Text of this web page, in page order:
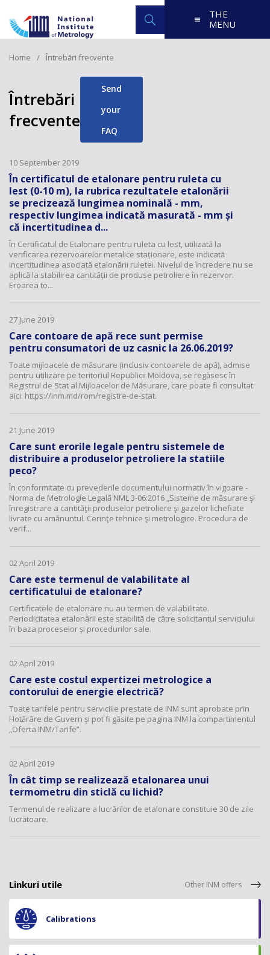
THE
MENU
Home Întrebări frecvente
Întrebări
frecvente
Send
your
FAQ
10 September 2019
În certificatul de etalonare pentru ruleta cu
lest (0-10 m), la rubrica rezultatele etalonării
se precizează lungimea nominală - mm,
respectiv lungimea indicată masurată - mm și
că incertitudinea d...
În Certificatul de Etalonare pentru ruleta cu lest, utilizată la
verificarea rezervoarelor metalice staționare, este indicată
incertitudinea asociată etalonării ruletei. Nivelul de încredere nu se
aplică la stabilirea cantității de produse petroliere în rezervor.
Eroarea to...
27 June 2019
Care contoare de apă rece sunt permise
pentru consumatori de uz casnic la 26.06.2019?
Toate mijloacele de măsurare (inclusiv contoarele de apă), admise
pentru utilizare pe teritoriul Republicii Moldova, se regăsesc în
Registrul de Stat al Mijloacelor de Măsurare, care poate fi consultat
aici: https://inm.md/rom/registre-de-stat.
21 June 2019
Care sunt erorile legale pentru sistemele de
distribuire a produselor petroliere la statiile
peco?
În conformitate cu prevederile documentului normativ în vigoare -
Norma de Metrologie Legală NML 3-06:2016 „Sisteme de măsurare şi
înregistrare a cantităţii produselor petroliere şi gazelor lichefiate
livrate cu amănuntul. Cerinţe tehnice şi metrologice. Procedura de
verif...
02 April 2019
Care este termenul de valabilitate al
certificatului de etalonare?
Certificatele de etalonare nu au termen de valabilitate.
Periodicitatea etalonării este stabilită de către solicitantul serviciului
în baza proceselor și procedurilor sale.
02 April 2019
Care este costul expertizei metrologice a
contorului de energie electrică?
Toate tarifele pentru serviciile prestate de INM sunt aprobate prin
Hotărâre de Guvern și pot fi găsite pe pagina INM la compartimentul
„Oferta INM/Tarife”.
02 April 2019
În cât timp se realizează etalonarea unui
termometru din sticlă cu lichid?
Termenul de realizare a lucrărilor de etalonare constituie 30 de zile
lucrătoare.
Linkuri utile Other INM offers
Calibrations